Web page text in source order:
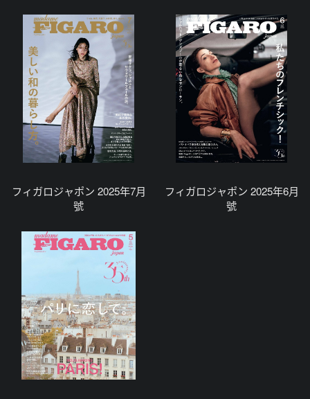
フィガロジャポン 2025年7月
號
フィガロジャポン 2025年6月
號